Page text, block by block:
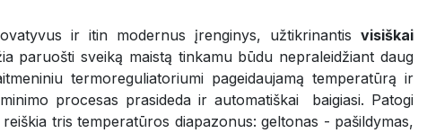
ir itin modernus įrenginys, užtikrinantisvisiškai
paruošti sveiką maistą tinkamu būdu nepraleidžiant daug
termoreguliatoriumi pageidaujamą temperatūrą ir
procesas prasideda ir automatiškai baigiasi. Patogi
tris temperatūros diapazonus: geltonas - pašildymas,